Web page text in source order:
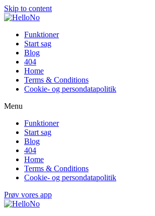
Skip to content
Funktioner
Start sag
Blog
404
Home
Terms & Conditions
Cookie- og persondatapolitik
Menu
Funktioner
Start sag
Blog
404
Home
Terms & Conditions
Cookie- og persondatapolitik
Prøv vores app